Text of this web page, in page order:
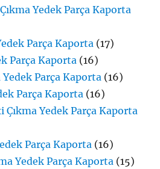
Yedek Parça Kaporta
Parça Kaporta (17)
Parça Kaporta (16)
Yedek Parça Kaporta (16)
Parça Kaporta (16)
Yedek Parça Kaporta
Parça Kaporta (16)
Yedek Parça Kaporta (15)